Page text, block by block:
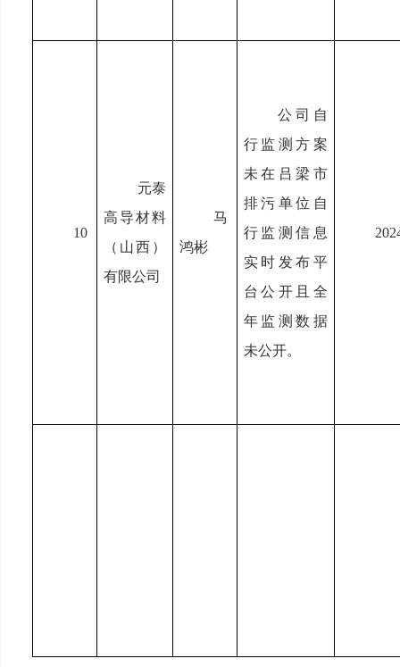
10
元泰
高导材料
（山西）
有限公司
马
鸿彬
公司自
行监测方案
未在吕梁市
排污单位自
行监测信息
实时发布平
台公开且全
年监测数据
未公开。